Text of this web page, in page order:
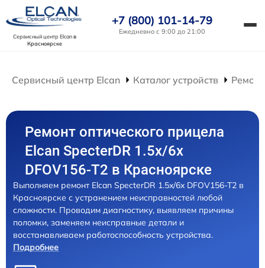
Сервисный центр Elcanв
Красноярске
+7 (800) 101-14-79
Ежедневно с 9:00 до 21:00
Сервисный центр Elcan Каталог устройств
Ремонт оптического прицела
Elcan SpecterDR 1.5x/6x
DFOV156-T2 в Красноярске
Выполняем ремонт Elcan SpecterDR 1.5x/6x DFOV156-T2 в
Красноярске с устранением неисправностей любой
сложности. Проводим диагностику, выявляем причины
поломки, заменяем неисправные детали и
восстанавливаем работоспособность устройства.
Подробнее